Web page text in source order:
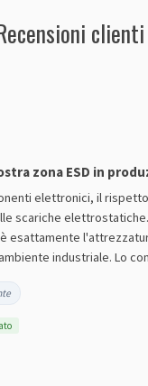
clienti
zona ESD in
elettronici, il
scariche
esattamente
industriale. Lo